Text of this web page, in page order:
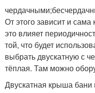
От этого зависит и
это влияет
той, что будет
выбрать двускатную с
тёплая. Там можно
Двускатная крыша